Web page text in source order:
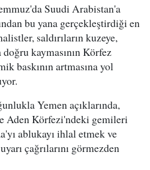
Suudi Arabistan'a
bu yana gerçekleştirdiği en
saldırıların kuzeye,
doğru kaymasının Körfez
baskının artmasına yol
Yemen açıklarında,
Aden Körfezi'ndeki gemileri
ablukayı ihlal etmek ve
çağrılarını görmezden